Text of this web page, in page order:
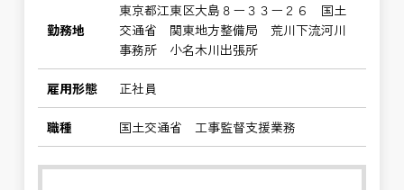
勤務地
東京都江東区大島８ー３３ー２６ 国土
交通省 関東地方整備局 荒川下流河川
事務所 小名木川出張所
雇用形態 正社員
職種 国土交通省 工事監督支援業務